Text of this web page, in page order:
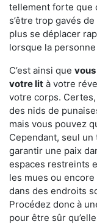
tellement forte que
s’être trop gavés
plus se déplacer
lorsque la
C’est ainsi que
votre lit à votre
votre corps.
des nids de
mais vous pouvez
Cependant, seul
garantir une paix
espaces restreints
les mues ou
dans des endroits
Procédez donc à
pour être sûr